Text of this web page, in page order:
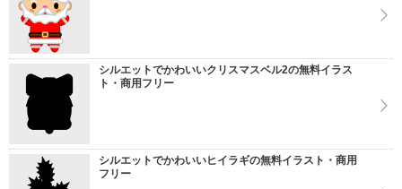
シルエットでかわいいクリスマスベル2の無料イラス
ト・商用フリー
シルエットでかわいいヒイラギの無料イラスト・商用
フリー